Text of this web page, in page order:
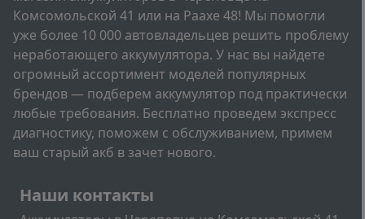
Комсомольской 41 или на Раахе 48! Мы помогли
уже более 10 000 автовладельцев решить проблему
неработающего аккумулятора. У нас вы найдете
огромный ассортимент моделей популярных
брендов — подберем аккумулятор под практически
любые требования. Бесплатно проведем экспресс
диагностику, поможем с обслуживанием, примем
ваш старый акб в зачет нового.
Наши контакты